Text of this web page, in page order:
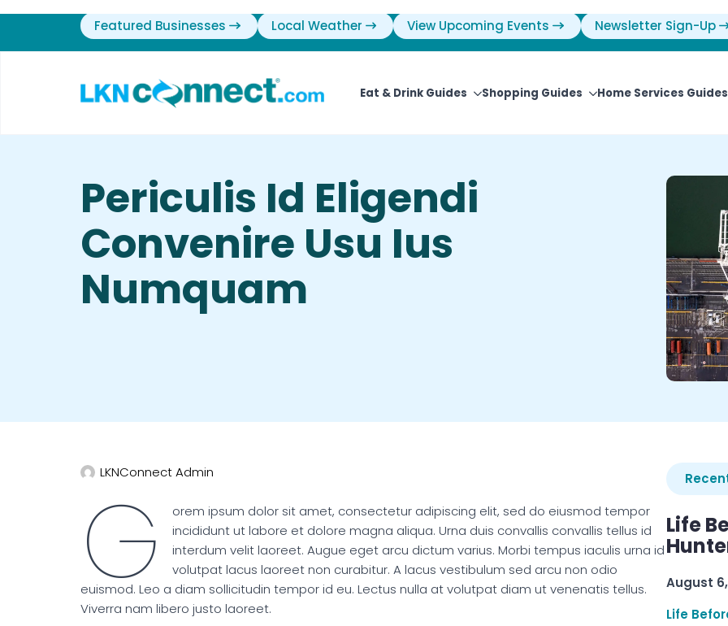
Featured Businesses Local Weather View Upcoming Events Newsletter Sign-Up
Eat & Drink Guides Shopping Guides Home Services Guides
Periculis Id Eligendi
Convenire Usu Ius
Numquam
LKNConnect Admin
G
orem ipsum dolor sit amet, consectetur adipiscing elit, sed do eiusmod tempor
incididunt ut labore et dolore magna aliqua. Urna duis convallis convallis tellus id
interdum velit laoreet. Augue eget arcu dictum varius. Morbi tempus iaculis urna id
volutpat lacus laoreet non curabitur. A lacus vestibulum sed arcu non odio
euismod. Leo a diam sollicitudin tempor id eu. Lectus nulla at volutpat diam ut venenatis tellus.
Viverra nam libero justo laoreet.
Life
August
Life